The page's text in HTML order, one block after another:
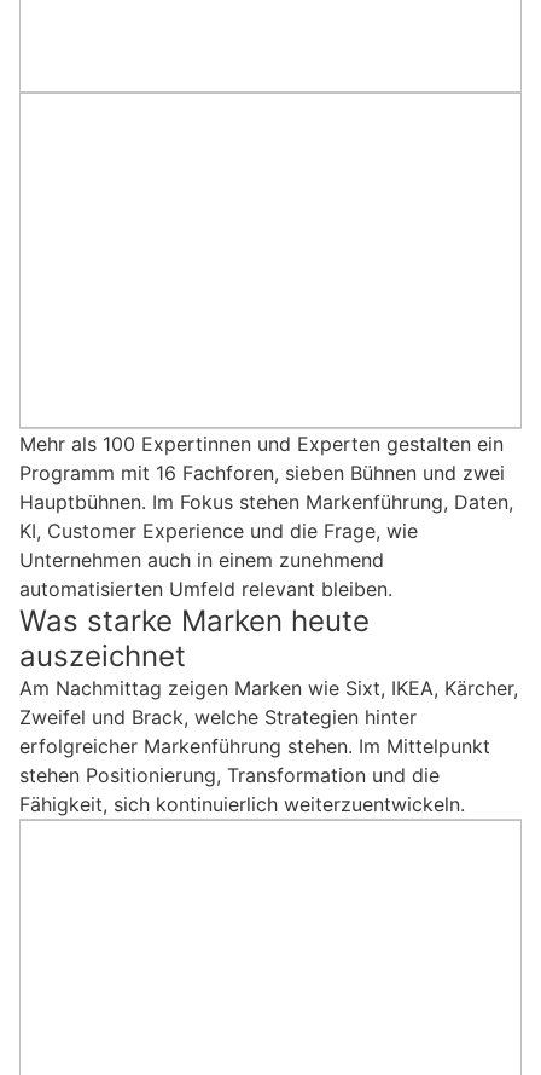
Mehr als 100 Expertinnen und Experten gestalten ein
Programm mit 16 Fachforen, sieben Bühnen und zwei
Hauptbühnen. Im Fokus stehen Markenführung, Daten,
KI, Customer Experience und die Frage, wie
Unternehmen auch in einem zunehmend
automatisierten Umfeld relevant bleiben.
Was starke Marken heute
auszeichnet
Am Nachmittag zeigen Marken wie Sixt, IKEA, Kärcher,
Zweifel und Brack, welche Strategien hinter
erfolgreicher Markenführung stehen. Im Mittelpunkt
stehen Positionierung, Transformation und die
Fähigkeit, sich kontinuierlich weiterzuentwickeln.